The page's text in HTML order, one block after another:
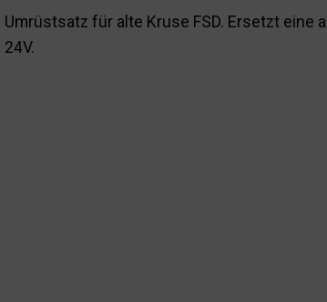
Umrüstsatz für alte Kruse FSD. Ersetzt eine
24V.